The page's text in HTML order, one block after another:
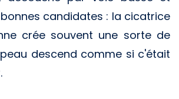
candidates : la cicatrice
crée souvent une sorte de
descend comme si c'était